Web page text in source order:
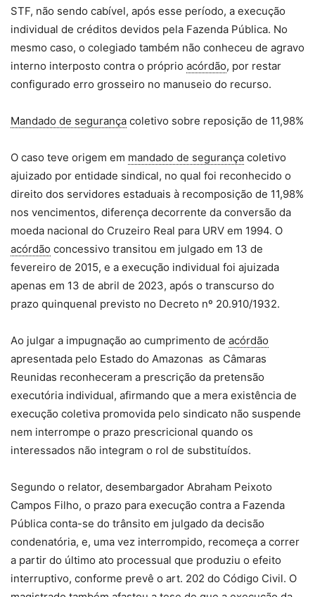
STF, não sendo cabível, após esse período, a execução
individual de créditos devidos pela Fazenda Pública. No
mesmo caso, o colegiado também não conheceu de agravo
interno interposto contra o próprio acórdão, por restar
configurado erro grosseiro no manuseio do recurso.
Mandado de segurança coletivo sobre reposição de 11,98%
O caso teve origem em mandado de segurança coletivo
ajuizado por entidade sindical, no qual foi reconhecido o
direito dos servidores estaduais à recomposição de 11,98%
nos vencimentos, diferença decorrente da conversão da
moeda nacional do Cruzeiro Real para URV em 1994. O
acórdão concessivo transitou em julgado em 13 de
fevereiro de 2015, e a execução individual foi ajuizada
apenas em 13 de abril de 2023, após o transcurso do
prazo quinquenal previsto no Decreto nº 20.910/1932.
Ao julgar a impugnação ao cumprimento de acórdão
apresentada pelo Estado do Amazonas as Câmaras
Reunidas reconheceram a prescrição da pretensão
executória individual, afirmando que a mera existência de
execução coletiva promovida pelo sindicato não suspende
nem interrompe o prazo prescricional quando os
interessados não integram o rol de substituídos.
Segundo o relator, desembargador Abraham Peixoto
Campos Filho, o prazo para execução contra a Fazenda
Pública conta-se do trânsito em julgado da decisão
condenatória, e, uma vez interrompido, recomeça a correr
a partir do último ato processual que produziu o efeito
interruptivo, conforme prevê o art. 202 do Código Civil. O